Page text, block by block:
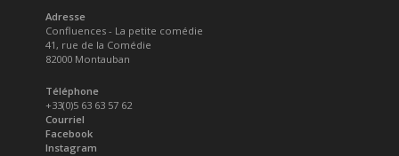
Adresse
Confluences - La petite comédie
41, rue de la Comédie
82000 Montauban
Téléphone
+33(0)5 63 63 57 62
Courriel
Facebook
Instagram